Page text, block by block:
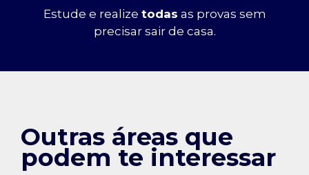
Estude e realize todas as provas sem
precisar sair de casa.
Outras áreas que
podem te interessar